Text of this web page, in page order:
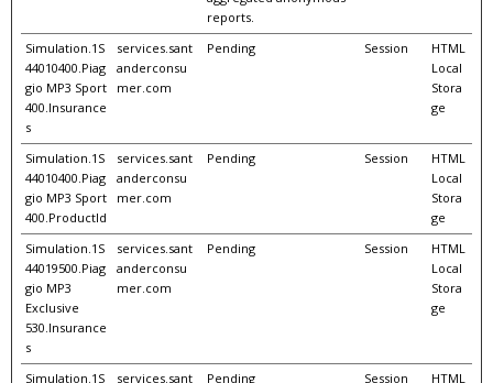
reports.
Simulation.1S
44010400.Piag
gio MP3 Sport
400.Insurance
s
services.sant
anderconsu
mer.com
Pending Session
HTML
Local
Stora
ge
Simulation.1S
44010400.Piag
gio MP3 Sport
400.ProductId
services.sant
anderconsu
mer.com
Pending Session
HTML
Local
Stora
ge
Simulation.1S
44019500.Piag
gio MP3
Exclusive
530.Insurance
s
services.sant
anderconsu
mer.com
Pending Session
HTML
Local
Stora
ge
Simulation.1S
services.sant
Pending Session
HTML